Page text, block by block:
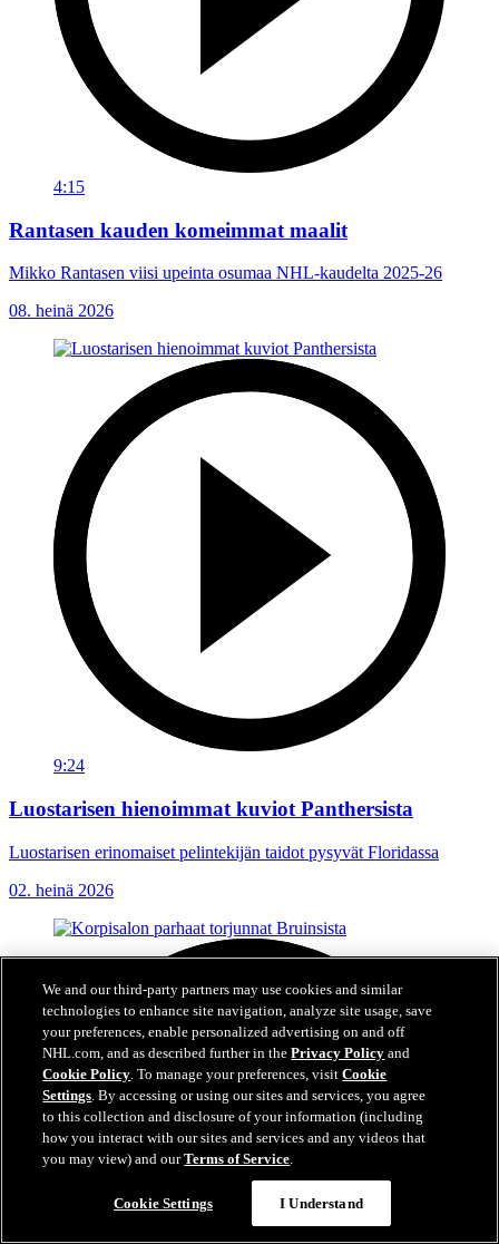
4:15
Rantasen kauden komeimmat maalit
Mikko Rantasen viisi upeinta osumaa NHL-kaudelta 2025-26
08. heinä 2026
9:24
Luostarisen hienoimmat kuviot Panthersista
Luostarisen erinomaiset pelintekijän taidot pysyvät Floridassa
02. heinä 2026
We and our third-party partners may use cookies and similar
technologies to enhance site navigation, analyze site usage, save
your preferences, enable personalized advertising on and off
NHL.com, and as described further in thePrivacy Policy and
Cookie Policy. To manage your preferences, visitCookie
Settings. By accessing or using our sites and services, you agree
to this collection and disclosure of your information (including
how you interact with our sites and services and any videos that
you may view) and ourTerms of Service.
Cookie Settings I Understand